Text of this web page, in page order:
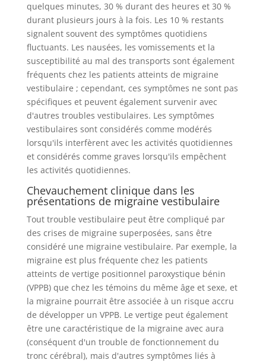
quelques minutes, 30 % durant des heures et 30 %
durant plusieurs jours à la fois. Les 10 % restants
signalent souvent des symptômes quotidiens
fluctuants. Les nausées, les vomissements et la
susceptibilité au mal des transports sont également
fréquents chez les patients atteints de migraine
vestibulaire ; cependant, ces symptômes ne sont pas
spécifiques et peuvent également survenir avec
d'autres troubles vestibulaires. Les symptômes
vestibulaires sont considérés comme modérés
lorsqu'ils interfèrent avec les activités quotidiennes
et considérés comme graves lorsqu'ils empêchent
les activités quotidiennes.
Chevauchement clinique dans les
présentations de migraine vestibulaire
Tout trouble vestibulaire peut être compliqué par
des crises de migraine superposées, sans être
considéré une migraine vestibulaire. Par exemple, la
migraine est plus fréquente chez les patients
atteints de vertige positionnel paroxystique bénin
(VPPB) que chez les témoins du même âge et sexe, et
la migraine pourrait être associée à un risque accru
de développer un VPPB. Le vertige peut également
être une caractéristique de la migraine avec aura
(conséquent d'un trouble de fonctionnement du
tronc cérébral), mais d'autres symptômes liés à